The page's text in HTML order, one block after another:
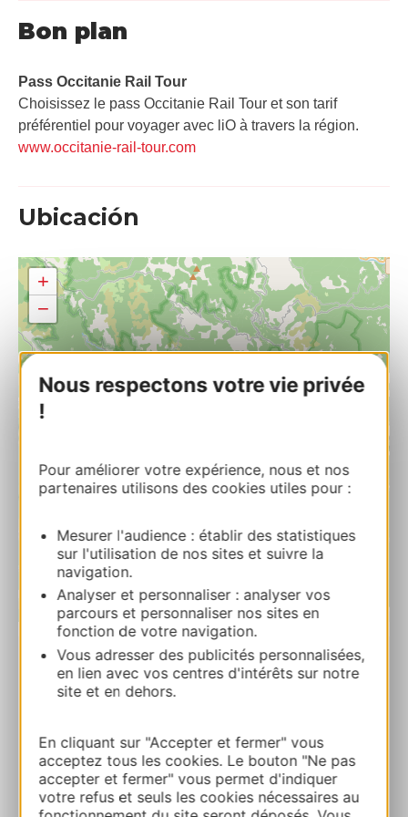
Nous respectons votre vie privée
!
Pour améliorer votre expérience, nous et nos
partenaires utilisons des cookies utiles pour :
Mesurer l'audience : établir des statistiques
sur l'utilisation de nos sites et suivre la
navigation.
Analyser et personnaliser : analyser vos
parcours et personnaliser nos sites en
fonction de votre navigation.
Vous adresser des publicités personnalisées,
en lien avec vos centres d'intérêts sur notre
site et en dehors.
En cliquant sur "Accepter et fermer" vous
acceptez tous les cookies. Le bouton "Ne pas
accepter et fermer" vous permet d'indiquer
votre refus et seuls les cookies nécessaires au
Bon plan
Pass Occitanie Rail Tour​
Choisissez le pass Occitanie Rail Tour et son tarif
préférentiel pour voyager avec liO à travers la région.
www.occitanie-rail-tour.com
Ubicación
+
−
Leaflet| Map data ©OpenStreetMap contributors
GITES EN CEVENNES – MERIDIONAL
PREMIUM
Ruta y acceso